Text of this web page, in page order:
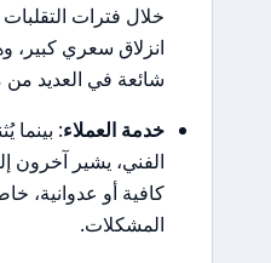
خلال فترات
انزلاق سعري كبير،
شائعة في العديد من
خدمة العملاء: بينما
الفني، يشير آخرون
كافية أو عدوانية،
المشكلات.